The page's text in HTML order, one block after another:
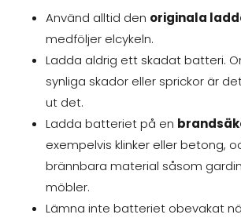
Använd alltid den originala
medföljer elcykeln.
Ladda aldrig ett skadat batteri.
synliga skador eller sprickor är
ut det.
Ladda batteriet på en
exempelvis klinker eller betong,
brännbara material såsom
möbler.
Lämna inte batteriet obevakat